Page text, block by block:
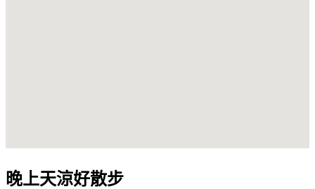
晚上天涼好散步